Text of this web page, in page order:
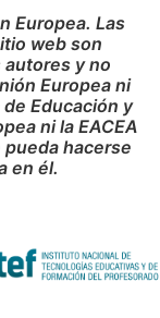
Europea. Las
web son
y no
Europea ni
Educación y
ni la EACEA
hacerse
en él.